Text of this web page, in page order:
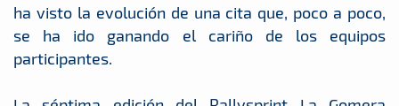
ha visto la evolución de una cita que, poco a poco,
se ha ido ganando el cariño de los equipos
participantes.